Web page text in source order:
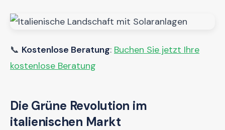
📞 Kostenlose Beratung: Buchen Sie jetzt Ihre
kostenlose Beratung
Die Grüne Revolution im
italienischen Markt